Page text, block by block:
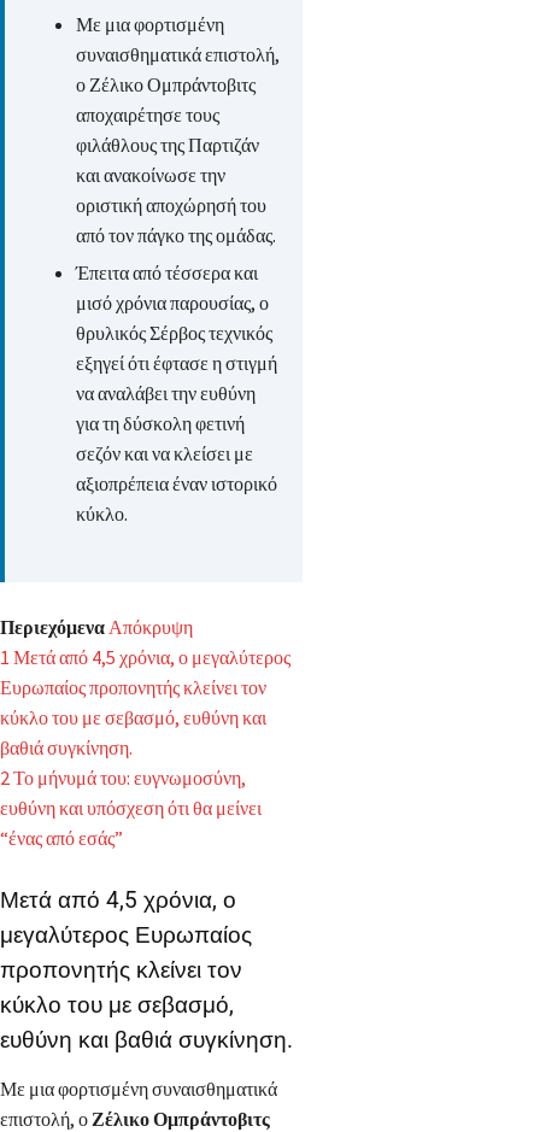
Με μια φορτισμένη
συναισθηματικά επιστολή,
ο Ζέλικο Ομπράντοβιτς
αποχαιρέτησε τους
φιλάθλους της Παρτιζάν
και ανακοίνωσε την
οριστική αποχώρησή του
από τον πάγκο της ομάδας.
Έπειτα από τέσσερα και
μισό χρόνια παρουσίας, ο
θρυλικός Σέρβος τεχνικός
εξηγεί ότι έφτασε η στιγμή
να αναλάβει την ευθύνη
για τη δύσκολη φετινή
σεζόν και να κλείσει με
αξιοπρέπεια έναν ιστορικό
κύκλο.
Περιεχόμενα Απόκρυψη
1 Μετά από 4,5 χρόνια, ο μεγαλύτερος
Ευρωπαίος προπονητής κλείνει τον
κύκλο του με σεβασμό, ευθύνη και
βαθιά συγκίνηση.
2 Το μήνυμά του: ευγνωμοσύνη,
ευθύνη και υπόσχεση ότι θα μείνει
“ένας από εσάς”
Μετά από 4,5 χρόνια, ο
μεγαλύτερος Ευρωπαίος
προπονητής κλείνει τον
κύκλο του με σεβασμό,
ευθύνη και βαθιά συγκίνηση.
Με μια φορτισμένη συναισθηματικά
επιστολή, ο Ζέλικο Ομπράντοβιτς